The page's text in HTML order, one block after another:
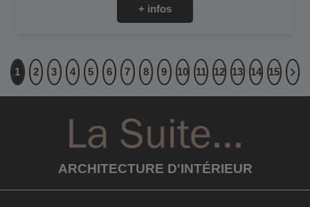
+ infos
1 2 3 4 5 6 7 8 9 10 11 12 13 14 15
ARCHITECTURE D'INTÉRIEUR